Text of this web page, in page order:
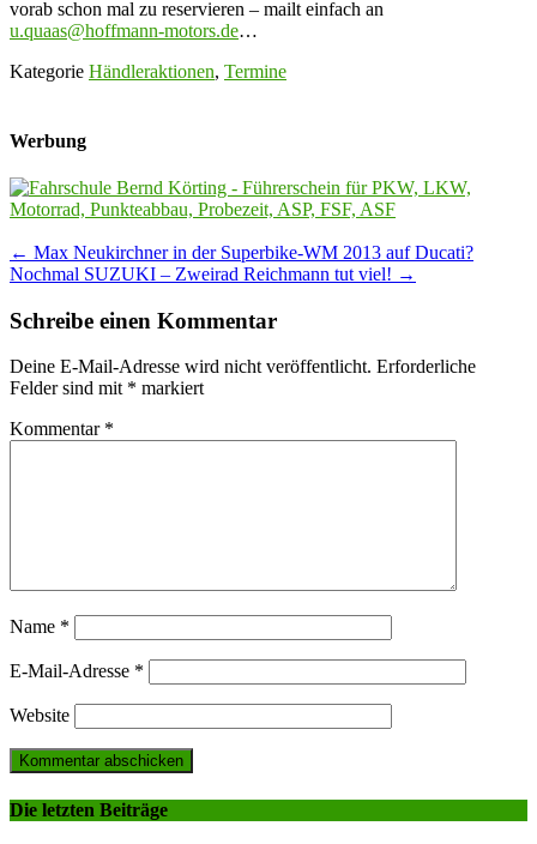
vorab schon mal zu reservieren – mailt einfach an
u.quaas@hoffmann-motors.de…
Kategorie Händleraktionen, Termine
Werbung
Post
navigation
← Max Neukirchner in der Superbike-WM 2013 auf Ducati?
Nochmal SUZUKI – Zweirad Reichmann tut viel! →
Schreibe einen Kommentar
Deine E-Mail-Adresse wird nicht veröffentlicht. Erforderliche
Felder sind mit * markiert
Kommentar *
Name *
E-Mail-Adresse *
Website
Die letzten Beiträge